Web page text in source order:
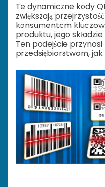
Te dynamiczne kody
zwiększają
konsumentom
produktu, jego
Ten podejście
przedsiębiorstwom,